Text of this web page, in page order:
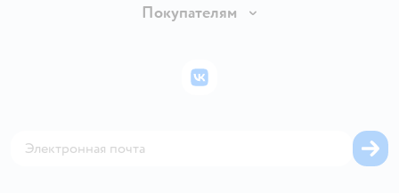
Правила продажи
Политика использования файлов cookie
Вакансии
Покупателям
Бонусные карты
ВКонтакте